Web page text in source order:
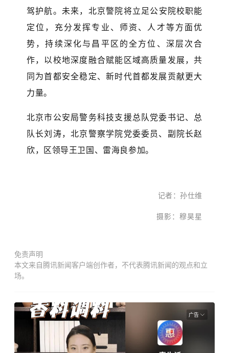
驾护航。 未来， 北京警院将立足公安院校职能
定位，充分发挥专业、师资 、 人才等方面优
势，持续深化与昌平区的全方位、深层次合
作，以校地深度融合赋能区域高质量发展，共
同为首都安全稳定、新时代首都发展贡献更大
力量。
北京市公安局警务科技支援总队党委书记、总
队长刘涛，北京警察学院党委委员、副院长赵
欣，区领导王卫国、雷海良参加。
记者：孙仕维
摄影：穆昊星
免责声明
本文来自腾讯新闻客户端创作者，不代表腾讯新闻的观点和立
场。
广告